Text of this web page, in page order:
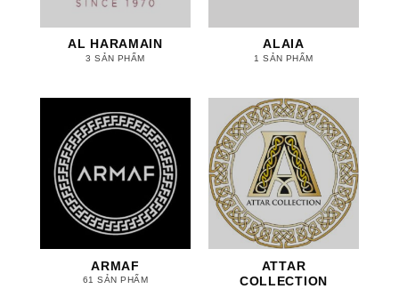
AL HARAMAIN
3 SẢN PHẨM
ALAIA
1 SẢN PHẨM
ARMAF
61 SẢN PHẨM
ATTAR
COLLECTION